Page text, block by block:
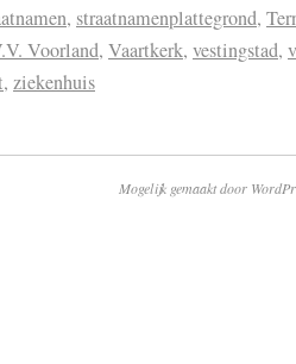
, straatnamenplattegrond,
Voorland, Vaartkerk, vestingstad,
, ziekenhuis
Mogelijk gemaakt door